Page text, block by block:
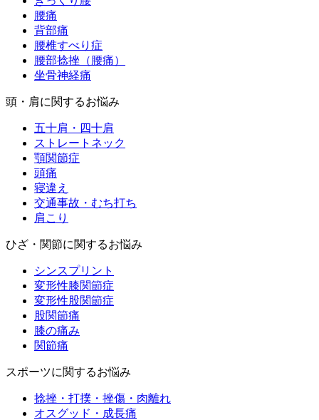
腰痛
背部痛
腰椎すべり症
腰部捻挫（腰痛）
坐骨神経痛
頭・肩に関するお悩み
五十肩・四十肩
ストレートネック
顎関節症
頭痛
寝違え
交通事故・むち打ち
肩こり
ひざ・関節に関するお悩み
シンスプリント
変形性膝関節症
変形性股関節症
股関節痛
膝の痛み
関節痛
スポーツに関するお悩み
捻挫・打撲・挫傷・肉離れ
オスグッド・成長痛